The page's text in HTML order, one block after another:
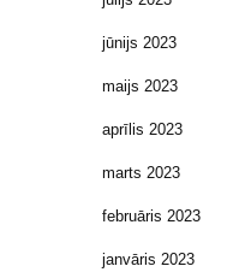
jūnijs 2023
maijs 2023
aprīlis 2023
marts 2023
februāris 2023
janvāris 2023